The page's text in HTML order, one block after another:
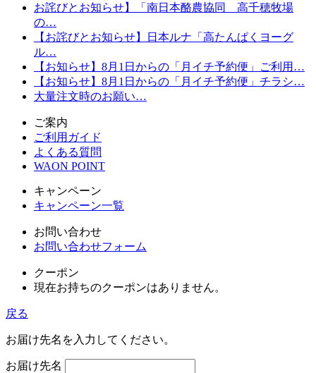
お詫びとお知らせ】「南日本酪農協同 高千穂牧場
の…
【お詫びとお知らせ】日本ルナ「高たんぱくヨーグ
ル…
【お知らせ】8月1日からの「月イチ予約便」ご利用…
【お知らせ】8月1日からの「月イチ予約便」チラシ…
大量注文時のお願い…
ご案内
ご利用ガイド
よくある質問
WAON POINT
キャンペーン
キャンペーン一覧
お問い合わせ
お問い合わせフォーム
クーポン
現在お持ちのクーポンはありません。
戻る
お届け先名を入力してください。
お届け先名